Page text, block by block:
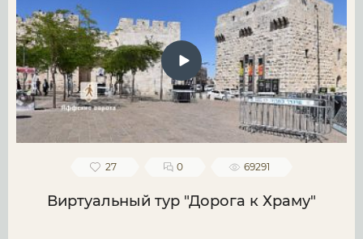
27 0 69291
Виртуальный тур "Дорога к Храму"